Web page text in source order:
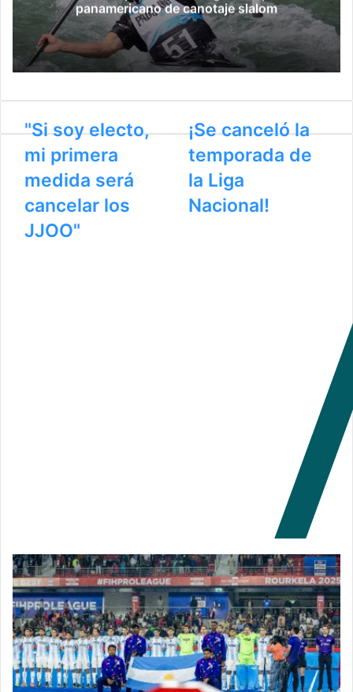
panamericano de canotaje slalom
"Si soy electo,
mi primera
medida será
cancelar los
JJOO"
¡Se canceló la
temporada de
la Liga
Nacional!